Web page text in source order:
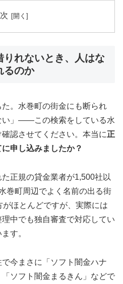
りれないとき、人はな
るのか
た。水巻町の街金にも断られ
い」——この検索をしている水
認させてください。本当に正
申し込みましたか？
正規の貸金業者が1,500社以
巻町周辺でよく名前の出る街
ほとんどですが、実際には
中でも独自審査で対応してい
す。
今まさに「ソフト闇金ハナ
ソフト闇金まるきん」などで